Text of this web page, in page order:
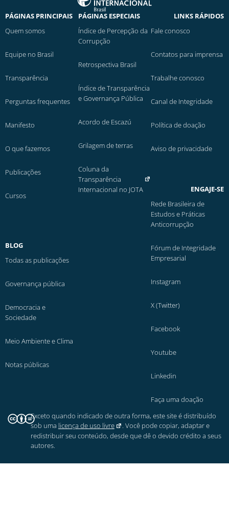
PÁGINAS PRINCIPAIS
Quem somos
Equipe no Brasil
Transparência
Perguntas frequentes
Manifesto
O que fazemos
Publicações
Cursos
BLOG
Todas as publicações
Governança pública
Democracia e
Sociedade
Meio Ambiente e Clima
Notas públicas
PÁGINAS ESPECIAIS
Índice de Percepção da
Corrupção
Retrospectiva Brasil
Índice de Transparência
e Governança Pública
Acordo de Escazú
Grilagem de terras
Coluna da
Transparência
Internacional no JOTA
LINKS RÁPIDOS
Fale conosco
Contatos para imprensa
Trabalhe conosco
Canal de Integridade
Política de doação
Aviso de privacidade
ENGAJE-SE
Rede Brasileira de
Estudos e Práticas
Anticorrupção
Fórum de Integridade
Empresarial
Instagram
X (Twitter)
Facebook
Youtube
Linkedin
Faça uma doação
Exceto quando indicado de outra forma, este site é distribuído
sob uma licença de uso livre
. Você pode copiar, adaptar e
redistribuir seu conteúdo, desde que dê o devido crédito a seus
autores.